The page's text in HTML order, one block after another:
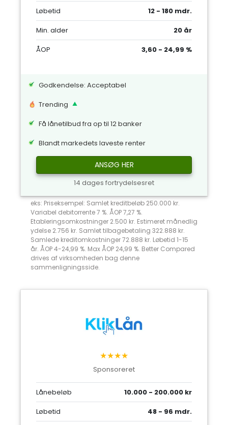
Løbetid
12 - 180 mdr.
Min. alder
20 år
ÅOP
3,60 - 24,99 %
Godkendelse: Acceptabel
Trending
Få lånetilbud fra op til 12 banker
Blandt markedets laveste renter
ANSØG HER
14 dages fortrydelsesret
eks: Priseksempel: Samlet kreditbeløb 250.000 kr.
Variabel debitorrente 7 %. ÅOP 7,27 %.
Etableringsomkostninger 2.500 kr. Estimeret månedlig
ydelse 2.756 kr. Samlet tilbagebetaling 322.888 kr.
Samlede kreditomkostninger 72.888 kr. Løbetid 1-15
år. ÅOP 4-24,99 %. Max ÅOP 24,99 %. Better Compared
drives af virksomheden bag denne
sammenligningsside.
★★★★
Sponsoreret
Lånebeløb
10.000 - 200.000 kr
Løbetid
48 - 96 mdr.